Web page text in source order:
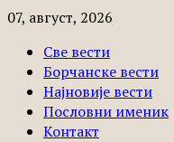
07, август, 2026
Све вести
Борчанске вести
Најновије вести
Пословни именик
Контакт